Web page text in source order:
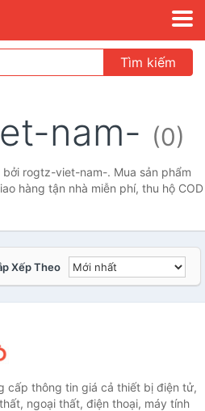
Tìm kiếm
nam- (0)
rogtz-viet-nam-. Mua sản phẩm
hàng tận nhà miễn phí, thu hộ COD
Xếp Theo
cấp thông tin giá cả thiết bị điện tử,
ngoại thất, điện thoại, máy tính